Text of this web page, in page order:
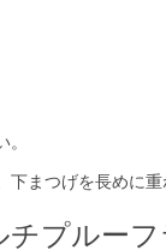
まつげを長めに重
プルー